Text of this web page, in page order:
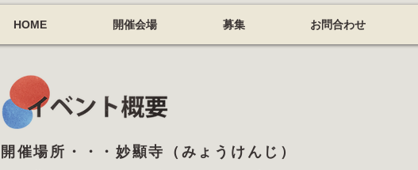
HOME 開催会場 募集 お問合わせ
開催場所・・・妙顯寺（みょうけんじ）